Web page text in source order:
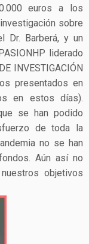
euros a los
sobre
Dr. Barberá, y un
liderado
INVESTIGACIÓN
presentados en
en estos días).
se han podido
de toda la
no se han
Aún así no
objetivos